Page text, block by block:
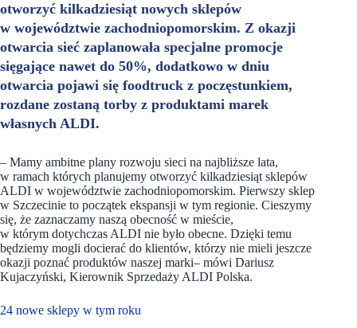
otworzyć kilkadziesiąt nowych sklepów
w województwie zachodniopomorskim. Z okazji
otwarcia sieć zaplanowała specjalne promocje
sięgające nawet do 50%, dodatkowo w dniu
otwarcia pojawi się foodtruck z poczęstunkiem,
rozdane zostaną torby z produktami marek
własnych ALDI.
– Mamy ambitne plany rozwoju sieci na najbliższe lata,
w ramach których planujemy otworzyć kilkadziesiąt sklepów
ALDI w województwie zachodniopomorskim. Pierwszy sklep
w Szczecinie to początek ekspansji w tym regionie. Cieszymy
się, że zaznaczamy naszą obecność w mieście,
w którym dotychczas ALDI nie było obecne. Dzięki temu
będziemy mogli docierać do klientów, którzy nie mieli jeszcze
okazji poznać produktów naszej marki– mówi Dariusz
Kujaczyński, Kierownik Sprzedaży ALDI Polska.
24 nowe sklepy w tym roku